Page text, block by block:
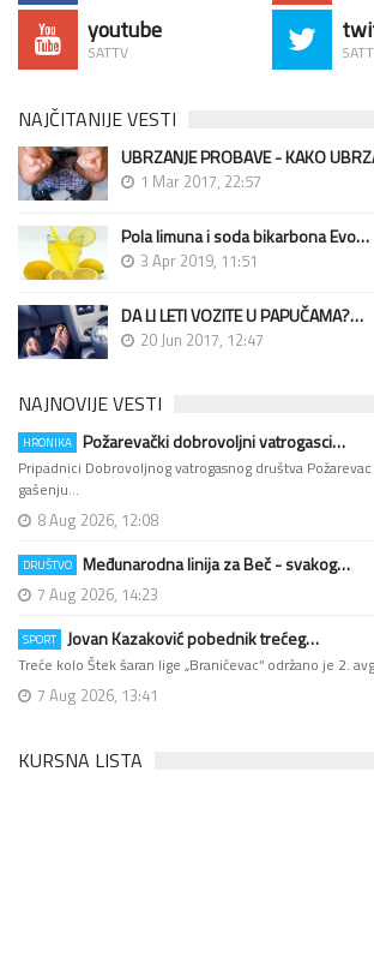
youtube
SATTV
NAJČITANIJE VESTI
UBRZANJE PROBAVE - KAKO
1 Mar 2017, 22:57
Pola limuna i soda bikarbona Evo…
3 Apr 2019, 11:51
DA LI LETI VOZITE U PAPUČAMA?…
20 Jun 2017, 12:47
NAJNOVIJE VESTI
HRONIKA Požarevački dobrovoljni vatrogasci…
Pripadnici Dobrovoljnog vatrogasnog društva
gašenju…
8 Aug 2026, 12:08
DRUŠTVO Međunarodna linija za Beč - svakog…
7 Aug 2026, 14:23
SPORT Jovan Kazaković pobednik trećeg…
Treće kolo Štek šaran lige „Braničevac“ održano je 2.
7 Aug 2026, 13:41
KURSNA LISTA